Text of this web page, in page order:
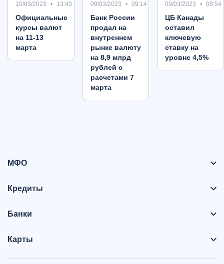
10/03/2023 13:43
Oфициальные
курсы валют
на 11-13
марта
09/03/2023 09:14
Банк России
продал на
внутреннем
рынке валюту
на 8,9 млрд
рублей с
расчетами 7
марта
09/03/2023 08:54
ЦБ Канады
оставил
ключевую
ставку на
уровне 4,5%
МФО
Кредиты
Банки
Карты